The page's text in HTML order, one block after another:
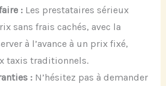
: Les prestataires sérieux
sans frais cachés, avec la
à l’avance à un prix fixé,
taxis traditionnels.
: N’hésitez pas à demander